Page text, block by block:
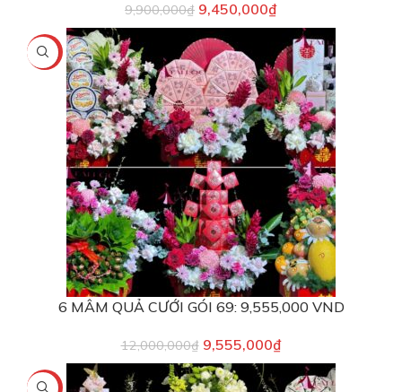
9,900,000₫ 9,450,000₫
-20%
6 MÂM QUẢ CƯỚI GÓI 69: 9,555,000 VND
12,000,000₫ 9,555,000₫
-10%